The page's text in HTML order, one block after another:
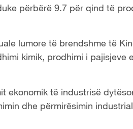
përbërë 9.7 për qind të
lumore të brendshme të
kimik, prodhimi i pajisjeve
ekonomik të industrisë
dhe përmirësimin